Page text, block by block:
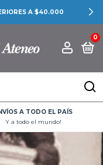
A $40.000
0
A TODO EL PAÍS
Y a todo el mundo!